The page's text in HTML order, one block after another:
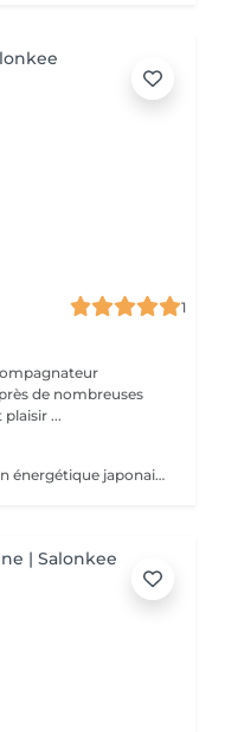
1
de nombreuses
...
Le Reiki Usui est une technique de soin énergétique japonaise, fondée par Mikao Usui au début du XXème siècle. Elle repose sur le principe de transmission de l'énergie universelle par imposition des mains pour favoriser la guérison et le bien-être. Les bienfaits du Reiki incluent l'harmonisation du corps et de l'esprit, la réduction du stress et la promotion de la relaxation pour une amélioration de la qualité du sommeil, le renforcement du système immunitaire et l'équilibrage des émotions. Le Reiki peut être utilisé pour soulager une douleur ponctuelle ou pour accompagner un traitement plus lourd.